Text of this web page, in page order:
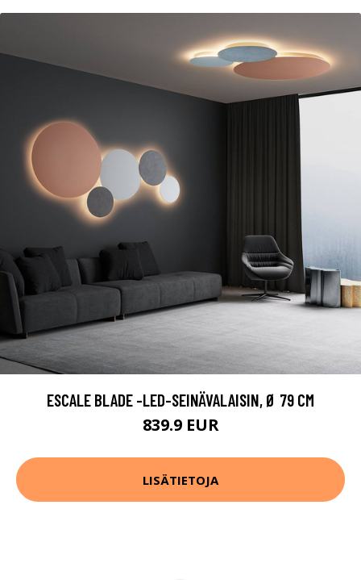
ESCALE BLADE -LED-SEINÄVALAISIN, Ø 79 CM
839.9 EUR
LISÄTIETOJA